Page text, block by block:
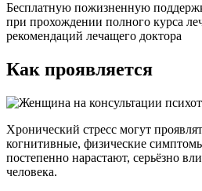
Бесплатную пожизненную
при прохождении полного курса
рекомендаций лечащего доктора
Как проявляется
Хронический стресс могут
когнитивные, физические
постепенно нарастают, серьёзно
человека.